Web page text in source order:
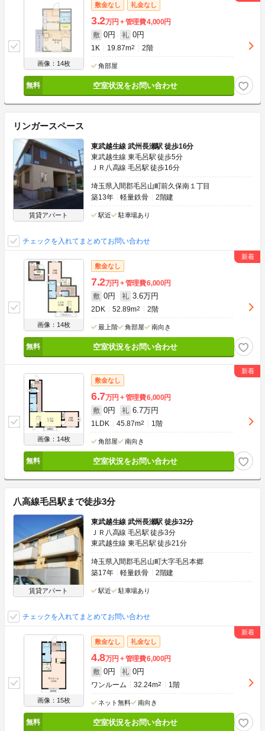
画像：14枚
敷金なし 礼金なし
3.2万円 管理費4,000円
敷 0円 礼 0円
1K 19.87m2 2階
角部屋
空室状況をお問い合わせ
リンガースペース
賃貸アパート
東武越生線 武州長瀬駅 徒歩16分
東武越生線 東毛呂駅 徒歩5分
ＪＲ八高線 毛呂駅 徒歩16分
埼玉県入間郡毛呂山町前久保南１丁目
築13年
軽量鉄骨 2階建
駅近 駐車場あり
チェックを入れてまとめてお問い合わせ
画像：14枚
敷金なし
7.2万円 管理費6,000円
敷 0円 礼 3.6万円
2DK 52.89m2 2階
最上階 角部屋 南向き
空室状況をお問い合わせ
画像：14枚
敷金なし
6.7万円 管理費6,000円
敷 0円 礼 6.7万円
1LDK 45.87m2 1階
角部屋 南向き
空室状況をお問い合わせ
八高線毛呂駅まで徒歩3分
賃貸アパート
東武越生線 武州長瀬駅 徒歩32分
ＪＲ八高線 毛呂駅 徒歩3分
東武越生線 東毛呂駅 徒歩21分
埼玉県入間郡毛呂山町大字毛呂本郷
築17年
軽量鉄骨 2階建
駅近 駐車場あり
チェックを入れてまとめてお問い合わせ
画像：15枚
敷金なし 礼金なし
4.8万円 管理費6,000円
敷 0円 礼 0円
ワンルーム 32.24m2 1階
ネット無料 南向き
空室状況をお問い合わせ